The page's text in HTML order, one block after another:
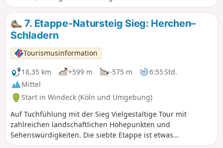
hügelige Landschaft. Immer wieder eröffnen sich uns neue,
überraschende Ausblicke. Hinter Ehrentalsmühle haben wir
im Wald einen etwas längeren Anstieg bis Ückertseifen zu
bewältigen und werden für unsere Mühe mit einem Blick
auf das Hammer Ländchen belohnt. Vorbei an der
Wunderbuche bei Birkenbeul ersteigen wir schließlich den
Beulskopf mit dem Raiffeisenturm. An Waldrändern entlang
passieren wir Hilgenroth, erreichen erneut herrlichen Wald
und schließlich Marienthal mit dem ehemaligen Kloster.
7. Etappe-Natursteig Sieg: Herchen–
Schladern
Tourismusinformation
18,35 km
+599 m -575 m
6:55 Std.
Mittel
Start in Windeck (Köln und Umgebung)
Auf Tuchfühlung mit der Sieg Vielgestaltige Tour mit
zahlreichen landschaftlichen Höhepunkten und
Sehenswürdigkeiten. Die siebte Etappe ist etwas
anstrengender als ihre Vorgänger, dafür aber sehr